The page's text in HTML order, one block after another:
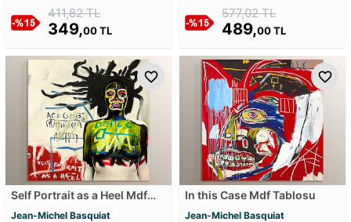
411,82 TL
349,00 TL
577,02 TL
489,00 TL
Self Portrait as a Heel Mdf
Tablosu
Jean-Michel Basquiat
In this Case Mdf Tablosu
Jean-Michel Basquiat